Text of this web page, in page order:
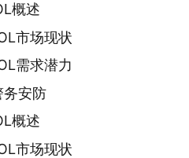
概述
市场现状
需求潜力
务安防
概述
市场现状